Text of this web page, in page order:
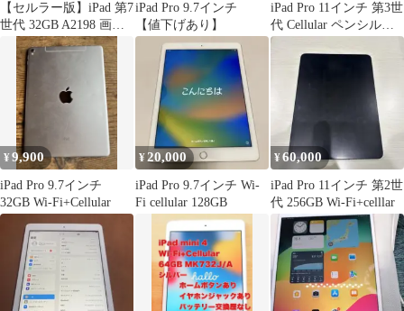
【セルラー版】iPad 第7
世代 32GB A2198 画面
割れ有 ケース付
iPad Pro 9.7インチ
【値下げあり】
iPad Pro 11インチ 第3世
代 Cellular ペンシルセ
ット
¥9,900
iPad Pro 9.7インチ
32GB Wi-Fi+Cellular
¥20,000
iPad Pro 9.7インチ Wi-
Fi cellular 128GB
¥60,000
iPad Pro 11インチ 第2世
代 256GB Wi-Fi+celllar